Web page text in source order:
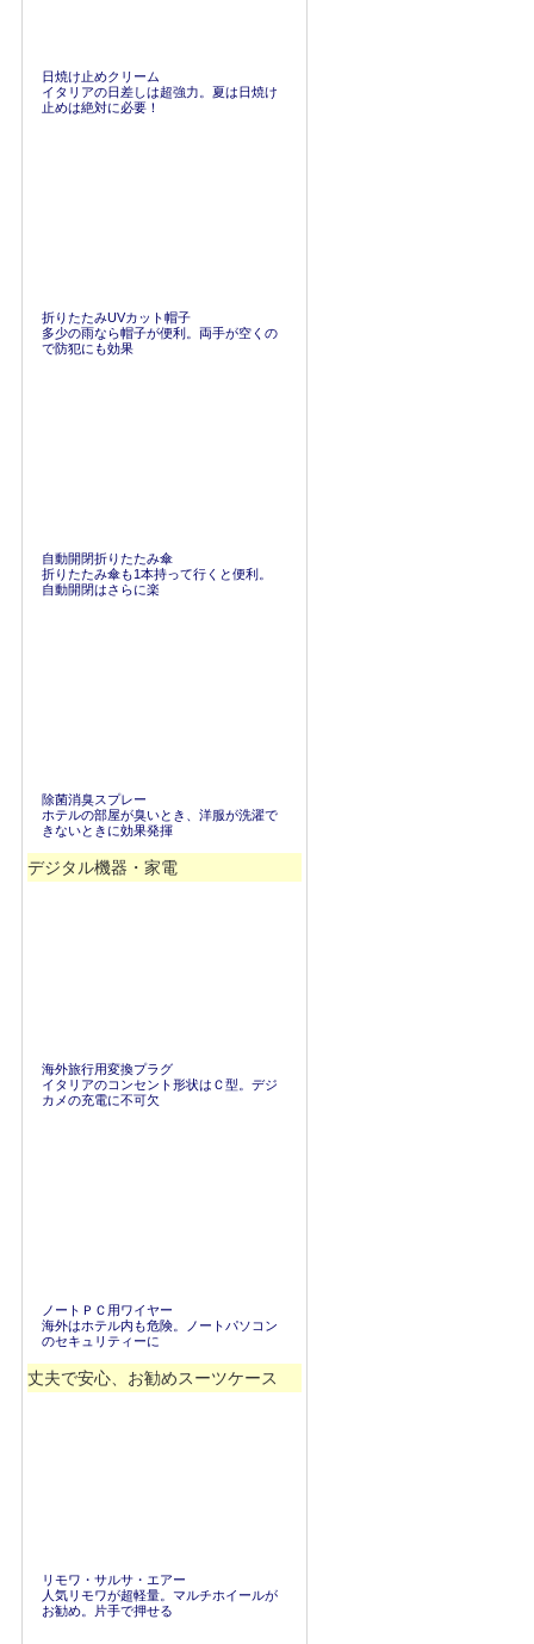
日焼け止めクリーム
イタリアの日差しは超強力。夏は日焼け
止めは絶対に必要！
折りたたみUVカット帽子
多少の雨なら帽子が便利。両手が空くの
で防犯にも効果
自動開閉折りたたみ傘
折りたたみ傘も1本持って行くと便利。
自動開閉はさらに楽
除菌消臭スプレー
ホテルの部屋が臭いとき、洋服が洗濯で
きないときに効果発揮
デジタル機器・家電
海外旅行用変換プラグ
イタリアのコンセント形状はＣ型。デジ
カメの充電に不可欠
ノートＰＣ用ワイヤー
海外はホテル内も危険。ノートパソコン
のセキュリティーに
丈夫で安心、お勧めスーツケース
リモワ・サルサ・エアー
人気リモワが超軽量。マルチホイールが
お勧め。片手で押せる